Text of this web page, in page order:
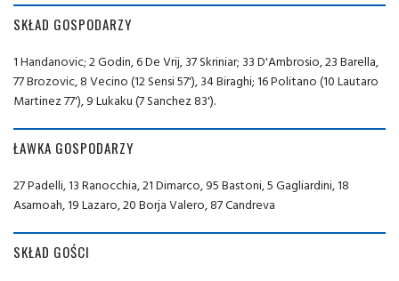
SKŁAD GOSPODARZY
1 Handanovic; 2 Godin, 6 De Vrij, 37 Skriniar; 33 D'Ambrosio, 23 Barella,
77 Brozovic, 8 Vecino (12 Sensi 57'), 34 Biraghi; 16 Politano (10 Lautaro
Martinez 77'), 9 Lukaku (7 Sanchez 83').
ŁAWKA GOSPODARZY
27 Padelli, 13 Ranocchia, 21 Dimarco, 95 Bastoni, 5 Gagliardini, 18
Asamoah, 19 Lazaro, 20 Borja Valero, 87 Candreva
SKŁAD GOŚCI